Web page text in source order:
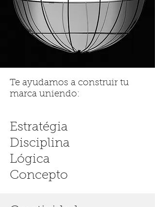
Te ayudamos a construir tu
marca uniendo:
Estratégia
Disciplina
Lógica
Concepto